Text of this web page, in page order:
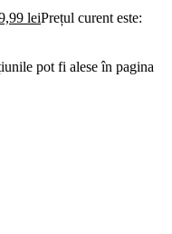
leiPrețul curent este:
pot fi alese în pagina